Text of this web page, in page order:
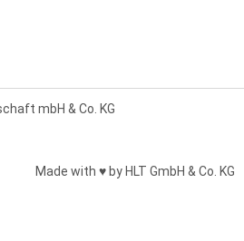
mbH & Co. KG
Made with ♥ by HLT GmbH & Co. KG